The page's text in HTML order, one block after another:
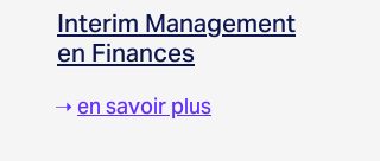
Interim Management
en Finances
➝ en savoir plus